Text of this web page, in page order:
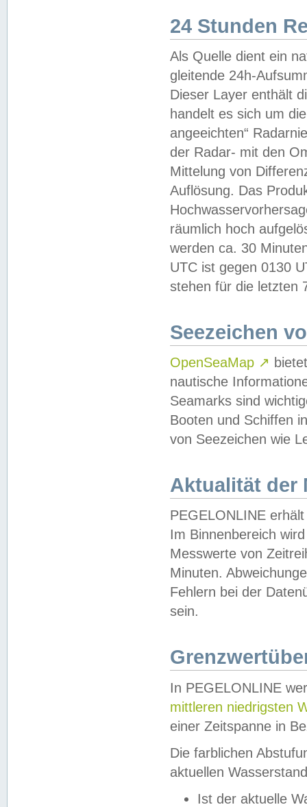
24 Stunden
Als Quelle dient ein
gleitende 24h-
Dieser Layer enthält
handelt es sich um
angeeichten“
der Radar- mit den
Mittelung von
Auflösung. Das
räumlich hoch
werden ca. 30
UTC ist gegen 0130
stehen für die letzten
Seezeichen
OpenSeaMap ↗
nautische
Seamarks sind
Booten und Schiffen
von Seezeichen wie
Aktualität der
PEGELONLINE
Im Binnenbereich
Messwerte von
Minuten.
Fehlern bei der
sein.
In PEGELONLINE
mittleren niedrigsten
einer Zeitspanne in
Die farblichen
aktuellen
Ist der aktuelle